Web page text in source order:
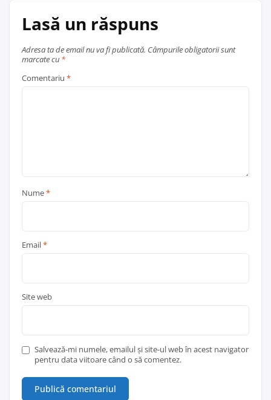
Lasă un răspuns
Adresa ta de email nu va fi publicată. Câmpurile obligatorii sunt
marcate cu *
Comentariu *
Nume*
Email*
Site web
Salvează-mi numele, emailul și site-ul web în acest navigator
pentru data viitoare când o să comentez.